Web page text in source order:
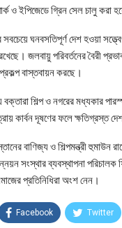
ও ইপিজেডে গ্রিন সেল চালু করা
ঘনবসতিপূর্ণ দেশ হওয়া
জলবায়ু পরিবর্তনের বৈরী
বাস্তবায়ন করছে।
শিল্প ও নগরের মধ্যকার
কার্বন দূষণের ফলে ক্ষতিগ্রস্ত
বাণিজ্য ও শিল্পমন্ত্রী হুমাউন
সংস্থার ব্যবস্থাপনা পরিচালক
প্রতিনিধিরা অংশ নেন।
Facebook Twitter